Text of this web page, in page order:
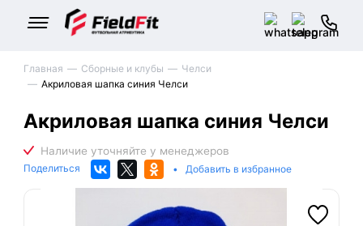
Главная Сборные и клубы
Челси
Акриловая шапка синия Челси
Акриловая шапка синия Челси
Поделиться • Добавить в избранное